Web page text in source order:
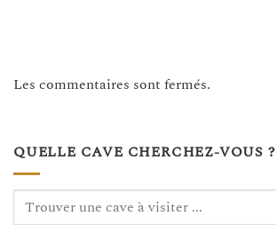
Les commentaires sont fermés.
QUELLE CAVE CHERCHEZ-VOUS ?